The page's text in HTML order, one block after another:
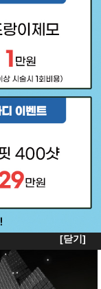
[닫기]